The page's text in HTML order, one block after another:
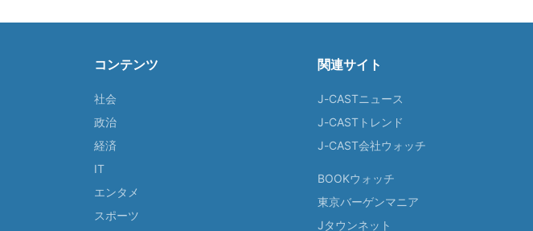
コンテンツ
社会
政治
経済
IT
エンタメ
スポーツ
関連サイト
J-CASTニュース
J-CASTトレンド
J-CAST会社ウォッチ
BOOKウォッチ
東京バーゲンマニア
Jタウンネット